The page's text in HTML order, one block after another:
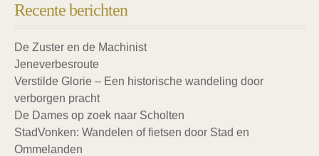
Recente berichten
De Zuster en de Machinist
Jeneverbesroute
Verstilde Glorie – Een historische wandeling door
verborgen pracht
De Dames op zoek naar Scholten
StadVonken: Wandelen of fietsen door Stad en
Ommelanden